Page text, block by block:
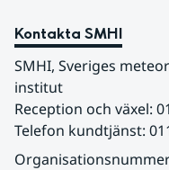
Kontakta SMHI
SMHI, Sveriges
institut
Reception och växel:
Telefon kundtjänst: